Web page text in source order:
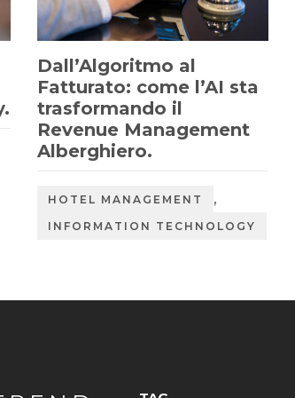
Dall’Algoritmo al
Fatturato: come l’AI sta
trasformando il
Revenue Management
Alberghiero.
HOTEL MANAGEMENT ,
INFORMATION TECHNOLOGY